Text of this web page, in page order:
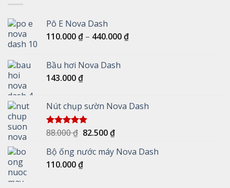
Pô E Nova Dash
110.000₫ – 440.000₫Khoảng
Bầu hơi Nova Dash
143.000₫
Nút chụp sườn Nova Dash
Được xếp
5.00
5 sao
88.000₫ Giá
là:
88.000 ₫.
82.500₫Giá
tại
Bộ ống nước máy Nova Dash
110.000₫